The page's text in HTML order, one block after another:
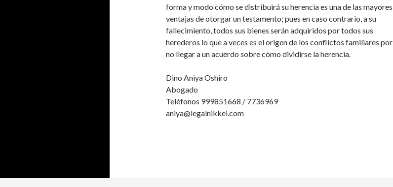
forma y modo cómo se distribuirá su herencia es una de las mayores
ventajas de otorgar un testamento; pues en caso contrario, a su
fallecimiento, todos sus bienes serán adquiridos por todos sus
herederos lo que a veces es el origen de los conflictos familiares por
no llegar a un acuerdo sobre cómo dividirse la herencia.
Dino Aniya Oshiro
Abogado
Teléfonos 999851668 / 7736969
aniya@legalnikkei.com